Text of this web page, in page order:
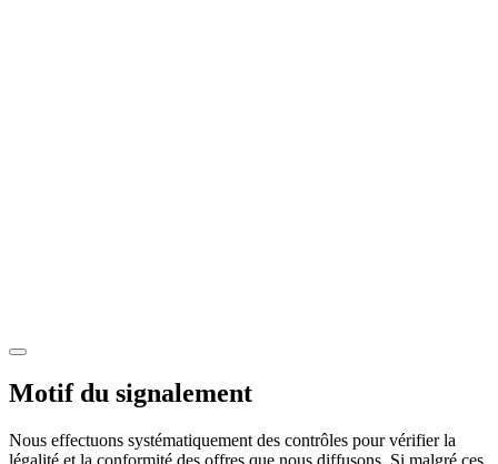
Motif du signalement
Nous effectuons systématiquement des contrôles pour vérifier la
légalité et la conformité des offres que nous diffusons. Si malgré ces